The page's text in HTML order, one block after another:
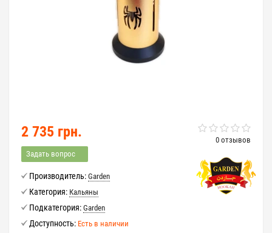
0 отзывов
2 735 грн.
Задать вопрос
Производитель: Garden
Категория: Кальяны
Подкатегория: Garden
Доступность: Есть в наличии